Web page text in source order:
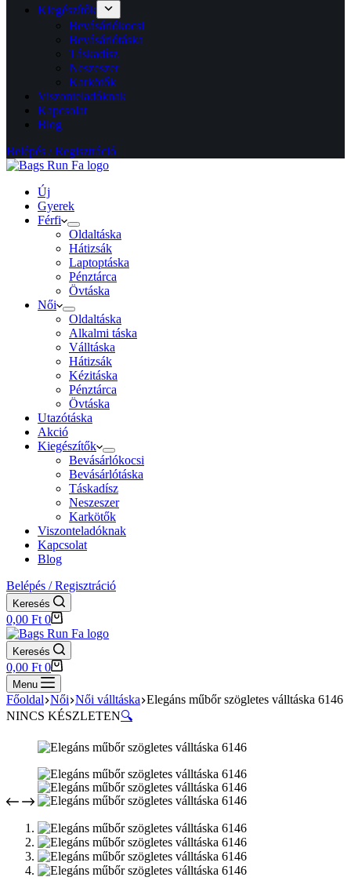
Kiegészítők
Bevásárlókocsi
Bevásárlótáska
Táskadísz
Neszeszer
Karkötők
Viszonteladóknak
Kapcsolat
Blog
Belépés / Regisztráció
Új
Gyerek
Férfi
Oldaltáska
Hátizsák
Laptoptáska
Pénztárca
Övtáska
Női
Oldaltáska
Alkalmi táska
Válltáska
Hátizsák
Kézitáska
Pénztárca
Övtáska
Utazótáska
Akció
Kiegészítők
Bevásárlókocsi
Bevásárlótáska
Táskadísz
Neszeszer
Karkötők
Viszonteladóknak
Kapcsolat
Blog
Belépés / Regisztráció
Keresés
Shopping
cart
0,00 Ft 0
Keresés
Shopping
cart
0,00 Ft 0
Menu
Főoldal Női Női válltáska Elegáns műbőr szögletes válltáska 6146
NINCS KÉSZLETEN🔍